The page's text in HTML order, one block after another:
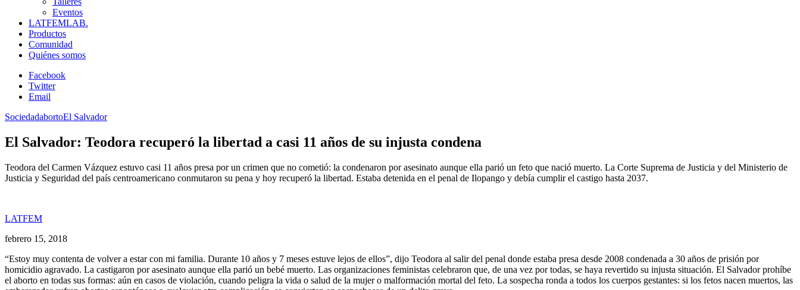
Eventos
LATFEMLAB.
Productos
Comunidad
Quiénes somos
Facebook
Twitter
Email
SociedadabortoEl Salvador
El Salvador: Teodora recuperó la libertad a casi 11 años de su injusta condena
Teodora del Carmen Vázquez estuvo casi 11 años presa por un crimen que no cometió: la condenaron por asesinato aunque ella parió un feto que nació muerto. La Corte Suprema de Justicia y del Ministerio de
Justicia y Seguridad del país centroamericano conmutaron su pena y hoy recuperó la libertad. Estaba detenida en el penal de Ilopango y debía cumplir el castigo hasta 2037.
LATFEM
febrero 15, 2018
“Estoy muy contenta de volver a estar con mi familia. Durante 10 años y 7 meses estuve lejos de ellos”, dijo Teodora al salir del penal donde estaba presa desde 2008 condenada a 30 años de prisión por
homicidio agravado. La castigaron por asesinato aunque ella parió un bebé muerto. Las organizaciones feministas celebraron que, de una vez por todas, se haya revertido su injusta situación. El Salvador prohíbe
el aborto en todas sus formas: aún en casos de violación, cuando peligra la vida o salud de la mujer o malformación mortal del feto. La sospecha ronda a todos los cuerpos gestantes: si los fetos nacen muertos, las